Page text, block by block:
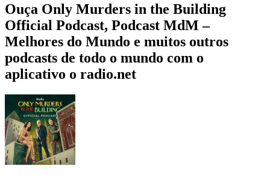
Ouça Only Murders in the Building
Official Podcast, Podcast MdM –
Melhores do Mundo e muitos outros
podcasts de todo o mundo com o
aplicativo o radio.net